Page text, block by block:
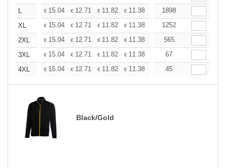
L € 15.04 € 12.71 € 11.82 € 11.38 10.75
1898
XL
€ 15.04 € 12.71 € 11.82 € 11.38 10.75
1252
2XL
€ 15.04 € 12.71 € 11.82 € 11.38 10.75
565
3XL
€ 15.04 € 12.71 € 11.82 € 11.38 10.75
67
4XL
€ 15.04 € 12.71 € 11.82 € 11.38 10.75
45
Black/Gold